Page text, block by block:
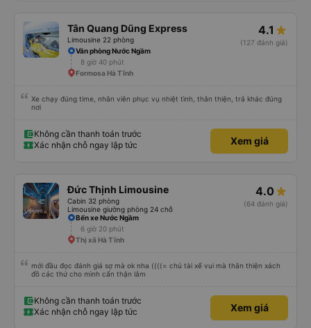
Tân Quang Dũng Express
Limousine 22 phòng
4.1
(127 đánh giá)
Văn phòng Nước Ngầm
8 giờ 40 phút
Formosa Hà Tĩnh
Xe chạy đúng time, nhân viên phục vụ nhiệt tình, thân thiện, trả khác đúng
nơi
Không cần thanh toán trước
Xác nhận chỗ ngay lập tức
Xem giá
Đức Thịnh Limousine
Cabin 32 phòng
Limousine giường phòng 24 chỗ
4.0
(64 đánh giá)
Bến xe Nước Ngầm
6 giờ 20 phút
Thị xã Hà Tĩnh
mới đầu đọc đánh giá sợ mà ok nha ((((= chú tài xế vui mà thân thiện xách
đồ các thứ cho mình cẩn thận lắm
Không cần thanh toán trước
Xác nhận chỗ ngay lập tức
Xem giá